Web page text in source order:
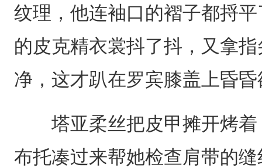
纹理，他连袖口的褶子都捋
的皮克精衣裳抖了抖，又拿
净，这才趴在罗宾膝盖上昏
塔亚柔丝把皮甲摊开烤着
布托凑过来帮她检查肩带的